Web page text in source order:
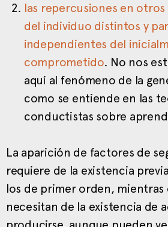
las repercusiones en
del individuo distintos y
independientes del
comprometido. No nos
aquí al fenómeno de la
como se entiende en las
conductistas sobre
La aparición de factores de
requiere de la existencia
los de primer orden, mientras
necesitan de la existencia de